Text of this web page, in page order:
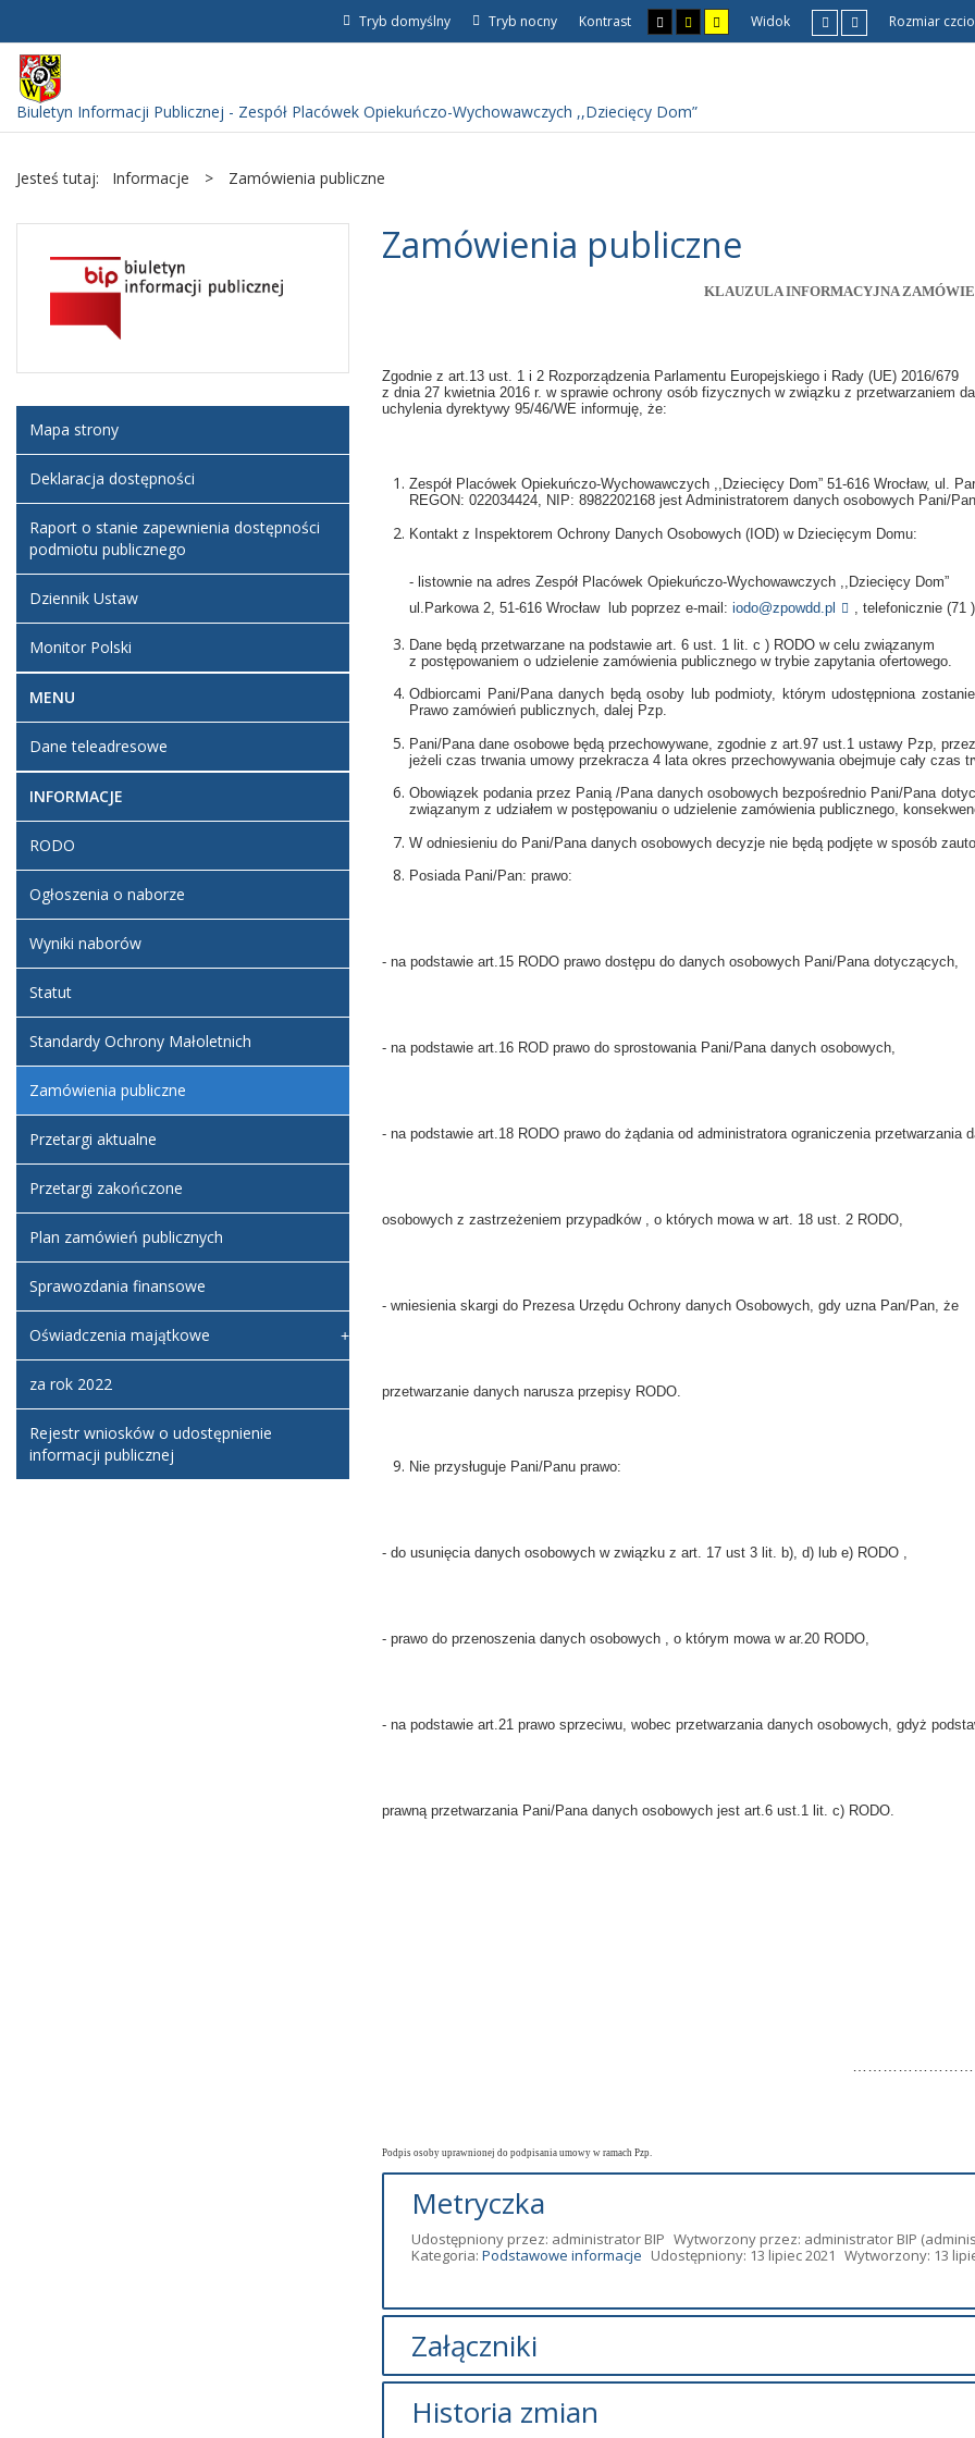
Tryb domyślny Tryb nocny Kontrast Widok Rozmiar
Biuletyn Informacji Publicznej - Zespół Placówek Opiekuńczo-Wychowawczych ,,Dziecięcy Dom”
Jesteś tutaj: Informacje > Zamówienia publiczne
Zamówienia publiczne
KLAUZULA INFORMACYJNA
Zgodnie z art.13 ust. 1 i 2 Rozporządzenia Parlamentu Europejskiego i Rady (UE) 2016/679
z dnia 27 kwietnia 2016 r. w sprawie ochrony osób fizycznych w związku z przetwarzaniem
uchylenia dyrektywy 95/46/WE informuję, że:
Zespół Placówek Opiekuńczo-Wychowawczych ,,Dziecięcy Dom” 51-616 Wrocław, ul.
REGON: 022034424, NIP: 8982202168 jest Administratorem danych osobowych Pani/
Kontakt z Inspektorem Ochrony Danych Osobowych (IOD) w Dziecięcym Domu:
- listownie na adres Zespół Placówek Opiekuńczo-Wychowawczych ,,Dziecięcy Dom”
ul.Parkowa 2, 51-616 Wrocław lub poprzez e-mail: iodo@zpowdd.pl , telefonicznie (71
Dane będą przetwarzane na podstawie art. 6 ust. 1 lit. c ) RODO w celu związanym
z postępowaniem o udzielenie zamówienia publicznego w trybie zapytania ofertowego.
Odbiorcami Pani/Pana danych będą osoby lub podmioty, którym udostępniona
Prawo zamówień publicznych, dalej Pzp.
Pani/Pana dane osobowe będą przechowywane, zgodnie z art.97 ust.1 ustawy Pzp,
jeżeli czas trwania umowy przekracza 4 lata okres przechowywania obejmuje cały czas
Obowiązek podania przez Panią /Pana danych osobowych bezpośrednio Pani/Pana
związanym z udziałem w postępowaniu o udzielenie zamówienia publicznego,
W odniesieniu do Pani/Pana danych osobowych decyzje nie będą podjęte w sposób
Posiada Pani/Pan: prawo:
- na podstawie art.15 RODO prawo dostępu do danych osobowych Pani/Pana dotyczących,
- na podstawie art.16 ROD prawo do sprostowania Pani/Pana danych osobowych,
- na podstawie art.18 RODO prawo do żądania od administratora ograniczenia przetwarzania
osobowych z zastrzeżeniem przypadków , o których mowa w art. 18 ust. 2 RODO,
- wniesienia skargi do Prezesa Urzędu Ochrony danych Osobowych, gdy uzna Pan/Pan, że
przetwarzanie danych narusza przepisy RODO.
Nie przysługuje Pani/Panu prawo:
- do usunięcia danych osobowych w związku z art. 17 ust 3 lit. b), d) lub e) RODO ,
- prawo do przenoszenia danych osobowych , o którym mowa w ar.20 RODO,
- na podstawie art.21 prawo sprzeciwu, wobec przetwarzania danych osobowych, gdyż
prawną przetwarzania Pani/Pana danych osobowych jest art.6 ust.1 lit. c) RODO.
Podpis osoby uprawnionej do podpisania umowy w ramach Pzp.
Metryczka
Udostępniony przez: administrator BIP Wytworzony przez: administrator BIP
Kategoria: Podstawowe informacje Udostępniony: 13 lipiec 2021 Wytworzony: 13
Załączniki
Brak załączników.
Historia zmian
Mapa strony
Deklaracja dostępności
Raport o stanie zapewnienia dostępności
podmiotu publicznego
Dziennik Ustaw
Monitor Polski
MENU
Dane teleadresowe
INFORMACJE
RODO
Ogłoszenia o naborze
Wyniki naborów
Statut
Standardy Ochrony Małoletnich
Zamówienia publiczne
Przetargi aktualne
Przetargi zakończone
Plan zamówień publicznych
Sprawozdania finansowe
Oświadczenia majątkowe
za rok 2022
Rejestr wniosków o udostępnienie
informacji publicznej